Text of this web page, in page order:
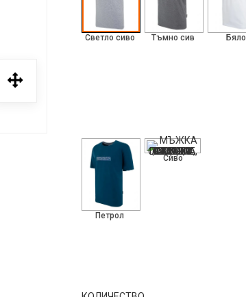
Светло сиво Тъмно сив Бяло
Петрол
Сиво